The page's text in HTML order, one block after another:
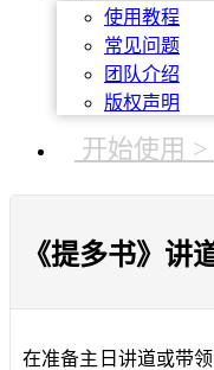
使用教程
常见问题
团队介绍
版权声明
开始使用 >
《提多书》讲
在准备主日讲道或带领